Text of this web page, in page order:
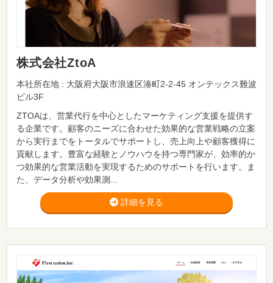
株式会社ZtoA
本社所在地 : 大阪府大阪市浪速区湊町2-2-45 オンテックス難波
ビル3F
ZTOAは、営業代行を中心としたマーケティング支援を提供す
る企業です。顧客のニーズに合わせた効果的な営業戦略の立案
から実行までをトータルでサポートし、売上向上や顧客獲得に
貢献します。豊富な経験とノウハウを持つ専門家が、効率的か
つ効果的な営業活動を実現するためのサポートを行います。ま
た、データ分析や効果測...
詳細を見る